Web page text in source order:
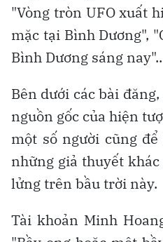
"Vòng tròn UFO xuất
mặc tại Bình Dương",
Bình Dương sáng
Bên dưới các bài
nguồn gốc của hiện
một số người cũng
những giả thuyết
lửng trên bầu trời này.
Tài khoản Minh